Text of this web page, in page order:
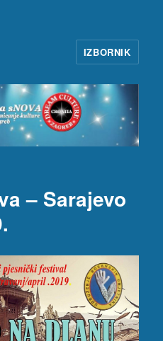
IZBORNIK
– Sarajevo